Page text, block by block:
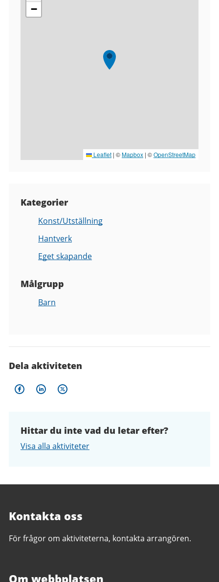
−
Leaflet | ©Mapbox | ©OpenStreetMap
Kategorier
Konst/Utställning
Hantverk
Eget skapande
Målgrupp
Barn
Dela aktiviteten
Hittar du inte vad du letar efter?
Visa alla aktiviteter
Kontakta oss
För frågor om aktiviteterna, kontakta arrangören.
Om webbplatsen